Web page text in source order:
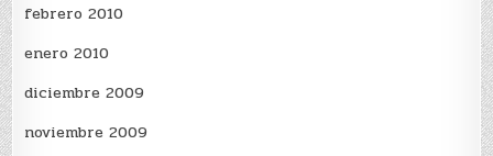
febrero 2010
enero 2010
diciembre 2009
noviembre 2009